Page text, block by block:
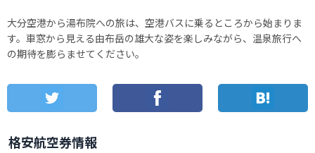
大分空港から湯布院への旅は、空港バスに乗るところから始まりま
す。車窓から見える由布岳の雄大な姿を楽しみながら、温泉旅行へ
の期待を膨らませてください。
格安航空券情報